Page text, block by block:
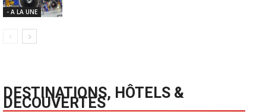
- A LA UNE
DESTINATIONS, HÔTELS &
DECOUVERTES